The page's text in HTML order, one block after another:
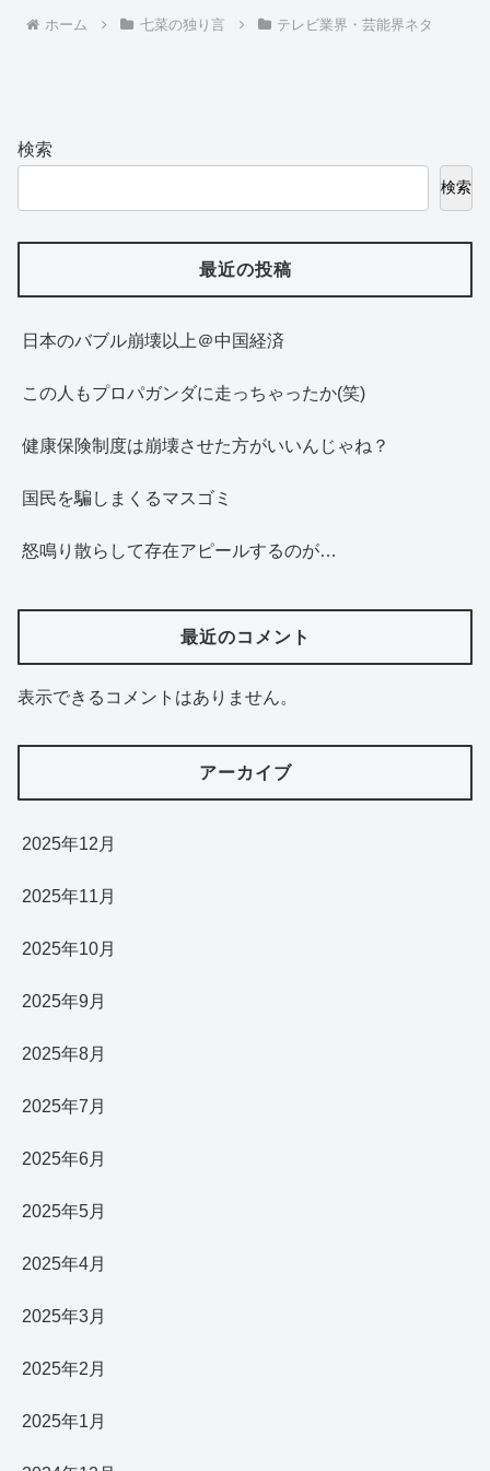
ホーム 七菜の独り言 テレビ業界・芸能界ネタ
検索
検索
最近の投稿
日本のバブル崩壊以上＠中国経済
この人もプロパガンダに走っちゃったか(笑)
健康保険制度は崩壊させた方がいいんじゃね？
国民を騙しまくるマスゴミ
怒鳴り散らして存在アピールするのが…
最近のコメント
表示できるコメントはありません。
アーカイブ
2025年12月
2025年11月
2025年10月
2025年9月
2025年8月
2025年7月
2025年6月
2025年5月
2025年4月
2025年3月
2025年2月
2025年1月